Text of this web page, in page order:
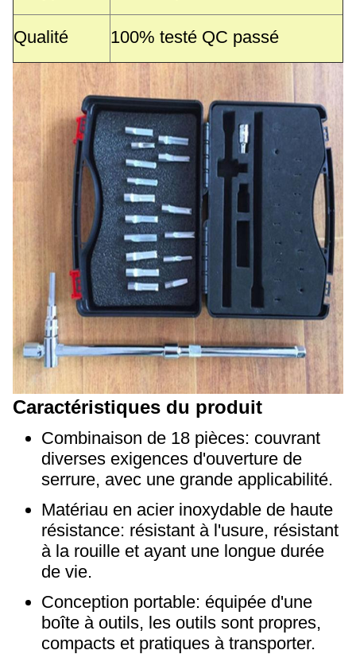
Qualité 100% testé QC passé
Caractéristiques du produit
Combinaison de 18 pièces: couvrant
diverses exigences d'ouverture de
serrure, avec une grande applicabilité.
Matériau en acier inoxydable de haute
résistance: résistant à l'usure, résistant
à la rouille et ayant une longue durée
de vie.
Conception portable: équipée d'une
boîte à outils, les outils sont propres,
compacts et pratiques à transporter.